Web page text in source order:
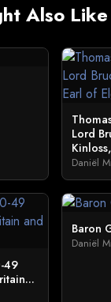
Also Like
Lord
Daniël
49
Baron
Daniël